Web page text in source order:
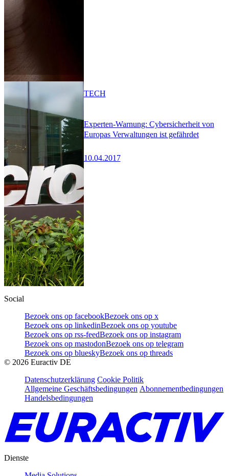
Experten-Warnung: Cybersicherheit von
Europas Verwaltungen ist gefährdet
10.04.2017
TECH
Social
Bezoek ons op facebookBezoek ons op x
Bezoek ons op linkedinBezoek ons op youtube
Bezoek ons op rss-feedBezoek ons op instagram
Bezoek ons op mastodonBezoek ons op telegram
Bezoek ons op blueskyBezoek ons op threads
© 2026 Euractiv DE
Datenschutzerklärung Cookie Politik
Allgemeine Geschäftsbedingungen Abonnementbedingungen
Handelsbedingungen
Dienste